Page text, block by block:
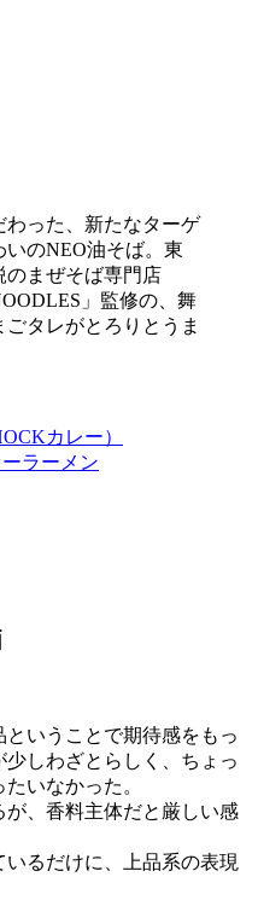
った、新たなターゲ
のNEO油そば。東
のまぜそば専門店
」監修の、舞
タレがとろりとうま
いうことで期待感をもっ
しわざとらしく、ちょっ
いなかった。
、香料主体だと厳しい感
るだけに、上品系の表現